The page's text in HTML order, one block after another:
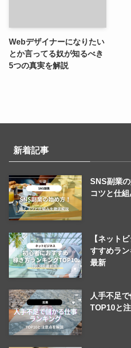
Webデザイナーになりたい
とか言ってる奴が知るべき
5つの真実を解説
新着記事
SNS副業
コツと仕
【ネット
すすめラ
最新
人手不足
TOP10と